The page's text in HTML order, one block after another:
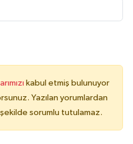
kabul etmiş bulunuyor
Yazılan yorumlardan
sorumlu tutulamaz.